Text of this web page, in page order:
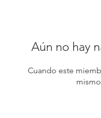
Aún no hay
Cuando este